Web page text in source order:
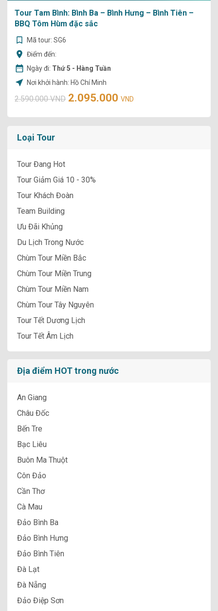
Tour Tam Bình: Bình Ba – Bình Hưng – Bình Tiên –
BBQ Tôm Hùm đặc sắc
Mã tour: SG6
Điểm đến:
Ngày đi: Thứ 5 - Hàng Tuần
Nơi khởi hành: Hồ Chí Minh
2.590.000 VND 2.095.000 VND
Loại Tour
Tour Đang Hot
Tour Giảm Giá 10 - 30%
Tour Khách Đoàn
Team Building
Ưu Đãi Khủng
Du Lịch Trong Nước
Chùm Tour Miền Bắc
Chùm Tour Miền Trung
Chùm Tour Miền Nam
Chùm Tour Tây Nguyên
Tour Tết Dương Lịch
Tour Tết Âm Lịch
Địa điểm HOT trong nước
An Giang
Châu Đốc
Bến Tre
Bạc Liêu
Buôn Ma Thuột
Côn Đảo
Cần Thơ
Cà Mau
Đảo Bình Ba
Đảo Bình Hưng
Đảo Bình Tiên
Đà Lạt
Đà Nẵng
Đảo Điệp Sơn